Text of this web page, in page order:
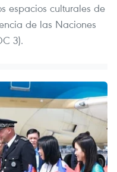
espacios culturales de
de las Naciones
3).